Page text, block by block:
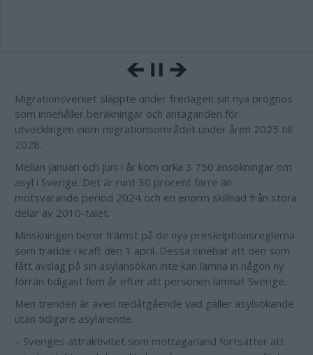
Migrationsverket släppte under fredagen sin nya prognos
som innehåller beräkningar och antaganden för
utvecklingen inom migrationsområdet under åren 2025 till
2028.
Mellan januari och juni i år kom cirka 3 750 ansökningar om
asyl i Sverige. Det är runt 30 procent färre än
motsvarande period 2024 och en enorm skillnad från stora
delar av 2010-talet.
Minskningen beror främst på de nya preskriptionsreglerna
som trädde i kraft den 1 april. Dessa innebär att den som
fått avslag på sin asylansökan inte kan lämna in någon ny
förrän tidigast fem år efter att personen lämnat Sverige.
Men trenden är även nedåtgående vad gäller asylsökande
utan tidigare asylärende.
– Sveriges attraktivitet som mottagarland fortsätter att